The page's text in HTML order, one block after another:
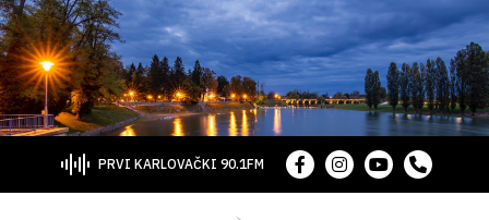
PRVI KARLOVAČKI 90.1FM